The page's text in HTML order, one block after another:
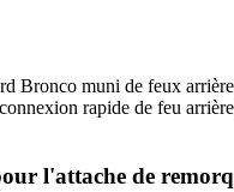
Bronco muni de feux
rapide de feu
l'attache de